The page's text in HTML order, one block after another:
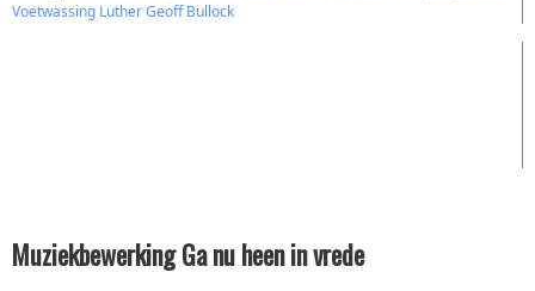
Voetwassing LutherGeoff Bullock
Muziekbewerking Ga nu heen in vrede